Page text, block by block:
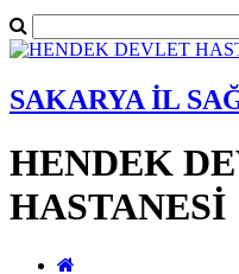
SAKARYA İL
HENDEK
HASTANESİ